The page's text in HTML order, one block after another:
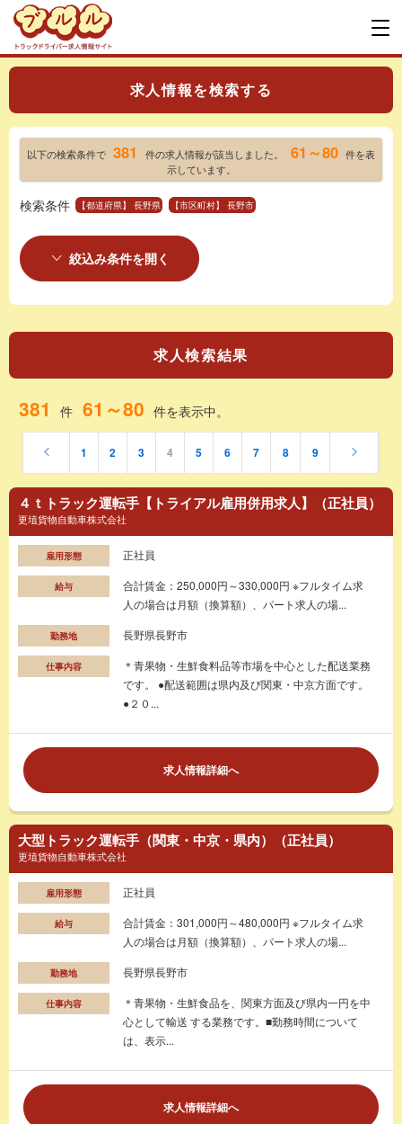
求人情報を検索する
以下の検索条件で 381 件の求人情報が該当しました。 61～80 件を表
示しています。
検索条件 【都道府県】 長野県 【市区町村】 長野市
絞込み条件を開く
求人検索結果
381 件 61～80 件を表示中。
1 2 3 4 5 6 7 8 9
４ｔトラック運転手【トライアル雇用併用求人】（正社員）
更埴貨物自動車株式会社
雇用形態 正社員
給与
合計賃金：250,000円～330,000円 ※フルタイム求
人の場合は月額（換算額）、パート求人の場...
勤務地 長野県長野市
仕事内容
＊青果物・生鮮食料品等市場を中心とした配送業務
です。 ●配送範囲は県内及び関東・中京方面です。
●２０...
求人情報詳細へ
大型トラック運転手（関東・中京・県内）（正社員）
更埴貨物自動車株式会社
雇用形態 正社員
給与
合計賃金：301,000円～480,000円 ※フルタイム求
人の場合は月額（換算額）、パート求人の場...
勤務地 長野県長野市
仕事内容
＊青果物・生鮮食品を、関東方面及び県内一円を中
心として輸送 する業務です。■勤務時間について
は、表示...
求人情報詳細へ